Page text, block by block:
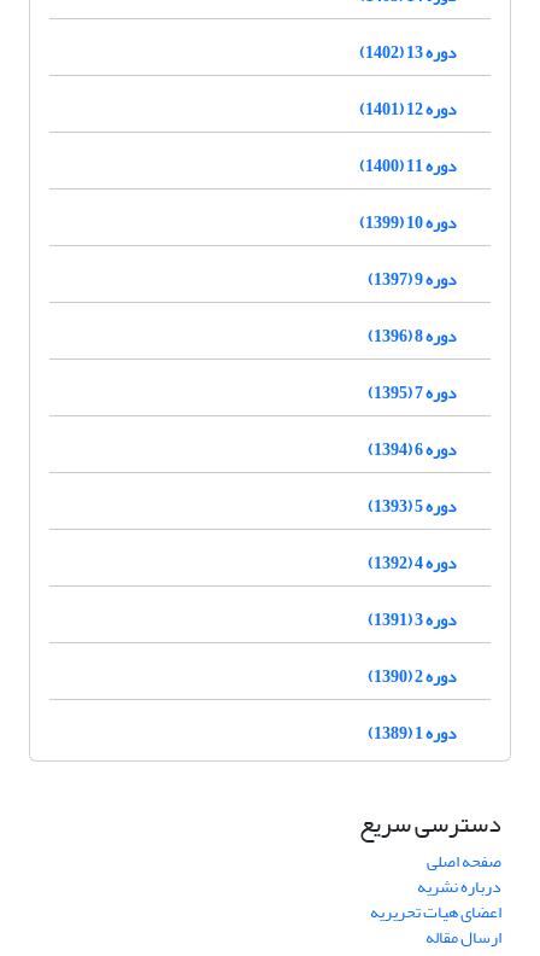
دوره 13 (1402)
دوره 12 (1401)
دوره 11 (1400)
دوره 10 (1399)
دوره 9 (1397)
دوره 8 (1396)
دوره 7 (1395)
دوره 6 (1394)
دوره 5 (1393)
دوره 4 (1392)
دوره 3 (1391)
دوره 2 (1390)
دوره 1 (1389)
دسترسی سریع
صفحه اصلی
درباره نشریه
اعضای هیات تحریریه
ارسال مقاله